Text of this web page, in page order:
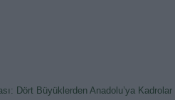
Dört Büyüklerden Anadolu’ya Kadrolar